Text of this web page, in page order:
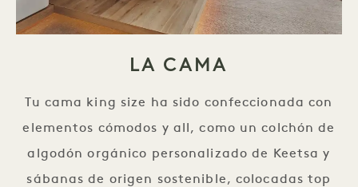
LA CAMA
Tu cama king size ha sido confeccionada con
elementos cómodos y all, como un colchón de
algodón orgánico personalizado de Keetsa y
sábanas de origen sostenible, colocadas top